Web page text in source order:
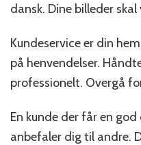
dansk. Dine billeder
Kundeservice er din
på henvendelser.
professionelt. Overgå
En kunde der får en
anbefaler dig til andre.